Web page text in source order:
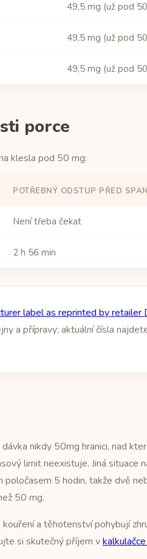
49,5 mg (už pod
49,5 mg (už pod
49,5 mg (už pod
porce
klesla pod 50 mg:
POTŘEBNÝ ODSTUP PŘED
Není třeba čekat
2 h 56 min
label as reprinted by retailer
a přípravy; aktuální čísla
nikdy 50mg hranici, nad
limit neexistuje. Jiná situace
5 hodin, takže dvě
50 mg.
a těhotenství pohybují
si skutečný příjem v